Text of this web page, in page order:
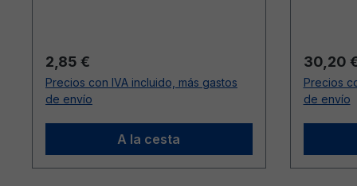
Precio normal:
2,85 €
Precios con IVA incluido, más gastos
de envío
A la cesta
Precio
30,20
Precios
de envío